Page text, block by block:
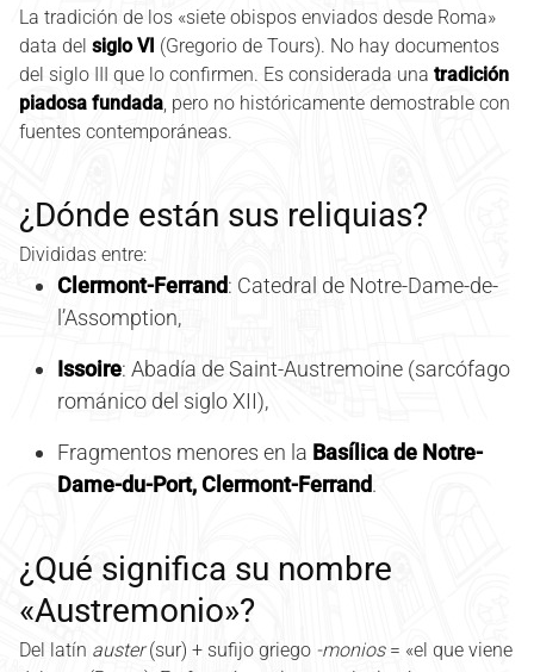
La tradición de los «siete obispos enviados desde Roma»
data del siglo VI (Gregorio de Tours). No hay documentos
del siglo III que lo confirmen. Es considerada una tradición
piadosa fundada, pero no históricamente demostrable con
fuentes contemporáneas.
¿Dónde están sus reliquias?
Divididas entre:
Clermont-Ferrand: Catedral de Notre-Dame-de-
l’Assomption,
Issoire: Abadía de Saint-Austremoine (sarcófago
románico del siglo XII),
Fragmentos menores en la Basílica de Notre-
Dame-du-Port, Clermont-Ferrand.
¿Qué significa su nombre
«Austremonio»?
Del latín auster(sur) + sufijo griego -monios= «el que viene